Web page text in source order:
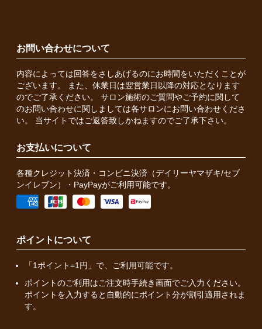
お問い合わせについて
内容によっては回答をさしあげるのにお時間をいただくことが
ございます。 また、休業日は翌営業日以降の対応となります
のでご了承ください。 サロン施術のご質問やご予約に関して
のお問い合わせに関しましては各サロンにお問い合わせくださ
い。 当サイトではご返答致しかねますのでご了承下さい。
お支払いについて
各種クレジット決済・コンビニ決済（デイリーヤマザキ/セブ
ンイレブン）・PayPayがご利用可能です。
ポイントについて
「1ポイント=1円」で、ご利用可能です。
ポイントのご利用はご注文時手続き画面でご入力ください。
ポイントを入力すると自動的にポイント分が割引適用されま
す。